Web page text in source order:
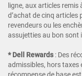
ligne, aux articles remis
d’achat de cinq articles
revendeurs ou les
assujetties au bon sont
* Dell Rewards : Des
admissibles, hors taxes
récompense de base